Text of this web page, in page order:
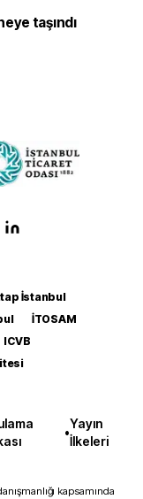
taşındı
İstanbul
İTOSAM
ICVB
•
Yayın
İlkeleri
kapsamında